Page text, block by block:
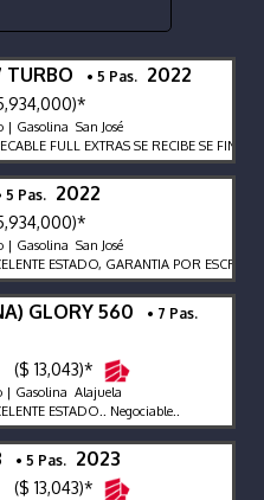
• 5 Pas. 2022
Gasolina San José
FULL EXTRAS SE RECIBE SE
5 Pas. 2022
Gasolina San José
ESTADO, GARANTIA POR ESCRITO
GLORY 560 • 7 Pas.
($ 13,043)*
| Gasolina Alajuela
ESTADO.. Negociable..
• 5 Pas. 2023
($ 13,043)*